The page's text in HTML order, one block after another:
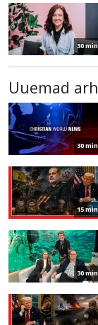
30 min
Uuemad
30 min
15 min
30 min